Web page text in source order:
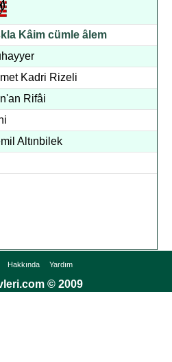
Kâim cümle âlem
Kadri Rizeli
Rifâi
Altınbilek
Hakkında Yardım
© 2009